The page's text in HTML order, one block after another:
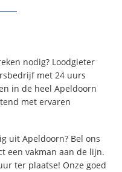
nodig? Loodgieter
met 24 uurs
in de heel Apeldoorn
met ervaren
uit Apeldoorn? Bel ons
een vakman aan de lijn.
ter plaatse! Onze goed